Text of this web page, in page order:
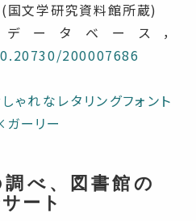
(国文学研究資料館所蔵)
ータベース，
200007686
ゃれなレタリングフォント
ーリー
調べ、図書館の
ート